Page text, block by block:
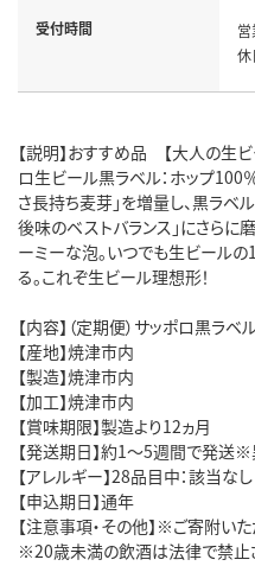
受付時間
休
【説明】おすすめ品 【大人の生
ロ生ビール黒ラベル：ホップ100
さ長持ち麦芽」を増量し、黒ラベ
後味のベストバランス」にさらに
ーミーな泡。いつでも生ビール
る。これぞ生ビール理想形！
【内容】（定期便）サッポロ黒
【産地】焼津市内
【製造】焼津市内
【加工】焼津市内
【賞味期限】製造より12ヵ月
【発送期日】約1～5週間で発
【アレルギー】28品目中：該当なし
【申込期日】通年
【注意事項・その他】※ご寄附い
※20歳未満の飲酒は法律で禁止